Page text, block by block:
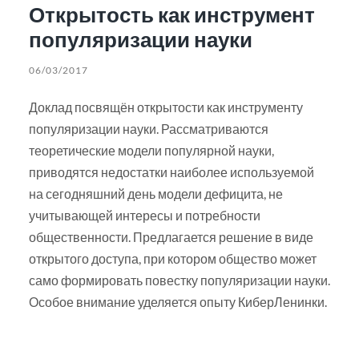
Открытость как инструмент
популяризации науки
06/03/2017
Доклад посвящён открытости как инструменту
популяризации науки. Рассматриваются
теоретические модели популярной науки,
приводятся недостатки наиболее используемой
на сегодняшний день модели дефицита, не
учитывающей интересы и потребности
общественности. Предлагается решение в виде
открытого доступа, при котором общество может
само формировать повестку популяризации науки.
Особое внимание уделяется опыту КиберЛенинки.